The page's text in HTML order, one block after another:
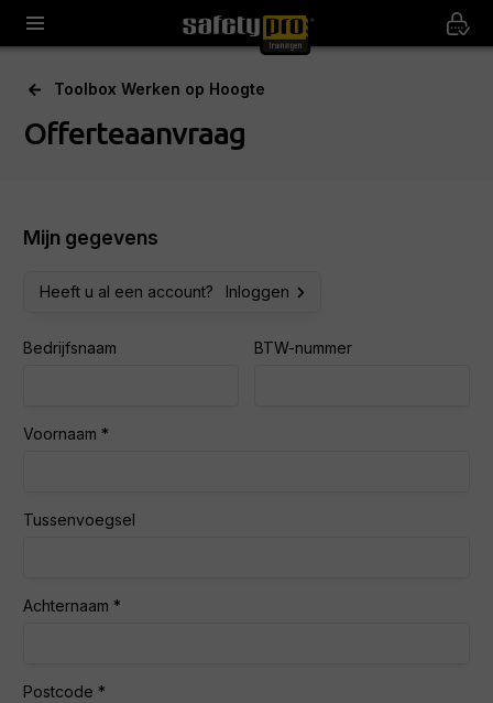
Toolbox Werken op Hoogte
Offerteaanvraag
Mijn gegevens
Heeft u al een account? Inloggen
Bedrijfsnaam BTW-nummer
Voornaam
Tussenvoegsel
Achternaam
Postcode